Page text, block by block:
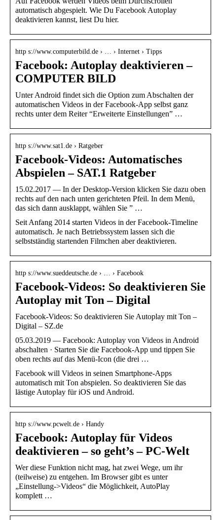
automatisch abgespielt. Wie Du Facebook Autoplay
deaktivieren kannst, liest Du hier.
http s://www.computerbild.de › … › Internet › Tipps
Facebook: Autoplay deaktivieren –
COMPUTER BILD
Unter Android findet sich die Option zum Abschalten der
automatischen Videos in der Facebook-App selbst ganz
rechts unter dem Reiter “Erweiterte Einstellungen” …
http s://www.sat1.de › Ratgeber
Facebook-Videos: Automatisches
Abspielen – SAT.1 Ratgeber
15.02.2017 — In der Desktop-Version klicken Sie dazu oben
rechts auf den nach unten gerichteten Pfeil. In dem Menü,
das sich dann ausklappt, wählen Sie ” …
Seit Anfang 2014 starten Videos in der Facebook-Timeline
automatisch. Je nach Betriebssystem lassen sich die
selbstständig startenden Filmchen aber deaktivieren.
http s://www.sueddeutsche.de › … › Facebook
Facebook-Videos: So deaktivieren Sie
Autoplay mit Ton – Digital
Facebook-Videos: So deaktivieren Sie Autoplay mit Ton –
Digital – SZ.de
05.03.2019 — Facebook: Autoplay von Videos in Android
abschalten · Starten Sie die Facebook-App und tippen Sie
oben rechts auf das Menü-Icon (die drei …
Facebook will Videos in seinen Smartphone-Apps
automatisch mit Ton abspielen. So deaktivieren Sie das
lästige Autoplay für iOS und Android.
http s://www.pcwelt.de › Handy
Facebook: Autoplay für Videos
deaktivieren – so geht’s – PC-Welt
Wer diese Funktion nicht mag, hat zwei Wege, um ihr
(teilweise) zu entgehen. Im Browser gibt es unter
„Einstellung->Videos“ die Möglichkeit, AutoPlay
komplett …